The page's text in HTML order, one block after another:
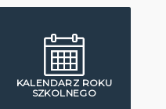
KALENDARZ ROKU
SZKOLNEGO